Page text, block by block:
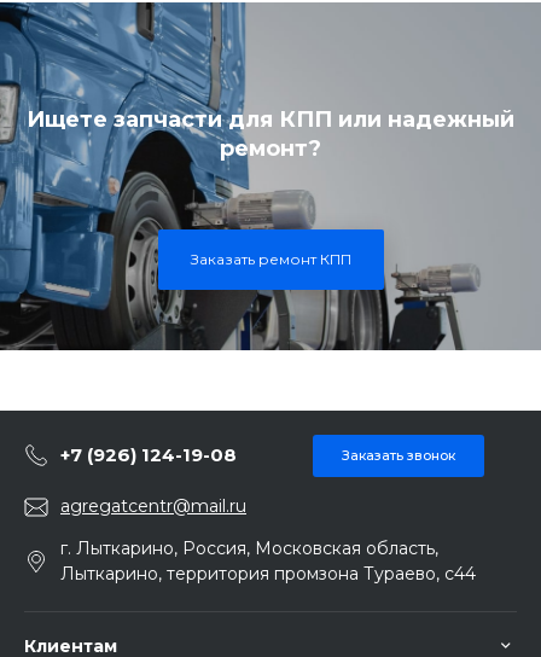
Ищете запчасти для КПП или надежный
ремонт?
Заказать ремонт КПП
+7 (926) 124-19-08 Заказать звонок
agregatcentr@mail.ru
г. Лыткарино, Россия, Московская область,
Лыткарино, территория промзона Тураево, с44
Клиентам